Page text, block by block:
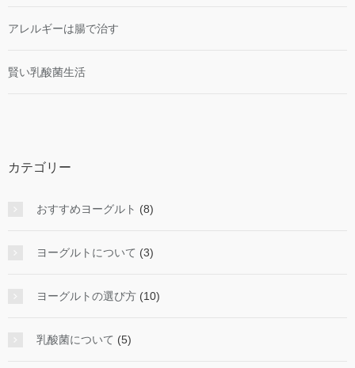
アレルギーは腸で治す
賢い乳酸菌生活
カテゴリー
おすすめヨーグルト (8)
ヨーグルトについて (3)
ヨーグルトの選び方 (10)
乳酸菌について (5)